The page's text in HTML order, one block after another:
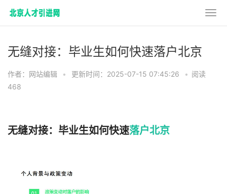
无缝对接：毕业生如何快速落户北京
作者：网站编辑 • 更新时间：2025-07-15 07:45:26 • 阅读
468
无缝对接：毕业生如何快速落户北京